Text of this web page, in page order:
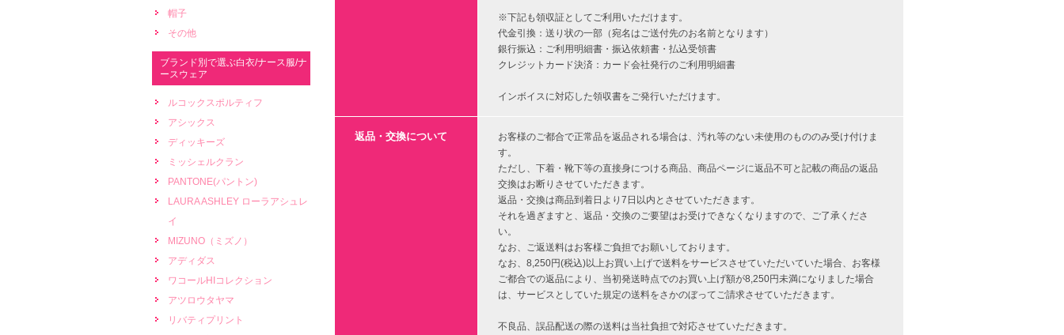
※下記も領収証としてご利用いただけます。
代金引換：送り状の一部（宛名はご送付先のお名前となります）
銀行振込：ご利用明細書・振込依頼書・払込受領書
クレジットカード決済：カード会社発行のご利用明細書
インボイスに対応した領収書をご発行いただけます。
返品・交換について
お客様のご都合で正常品を返品される場合は、汚れ等のない未使用のもののみ受け付けま
す。
ただし、下着・靴下等の直接身につける商品、商品ページに返品不可と記載の商品の返品
交換はお断りさせていただきます。
返品・交換は商品到着日より7日以内とさせていただきます。
それを過ぎますと、返品・交換のご要望はお受けできなくなりますので、ご了承くださ
い。
なお、ご返送料はお客様ご負担でお願いしております。
なお、8,250円(税込)以上お買い上げで送料をサービスさせていただいていた場合、お客様
ご都合での返品により、当初発送時点でのお買い上げ額が8,250円未満になりました場合
は、サービスとしていた規定の送料をさかのぼってご請求させていただきます。
不良品、誤品配送の際の送料は当社負担で対応させていただきます。
帽子
その他
ブランド別で選ぶ白衣/ナース服/ナ
ースウェア
ルコックスポルティフ
アシックス
ディッキーズ
ミッシェルクラン
PANTONE(パントン)
LAURA ASHLEY ローラアシュレ
イ
MIZUNO（ミズノ）
アディダス
ワコールHIコレクション
アツロウタヤマ
リバティプリント